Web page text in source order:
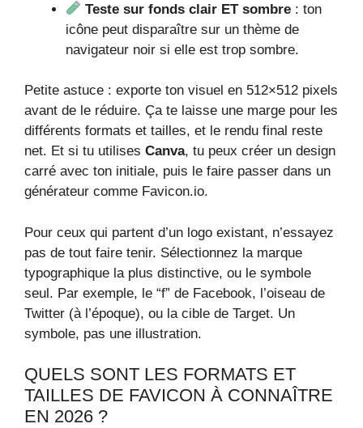
Teste sur fonds clair ET sombre : ton
icône peut disparaître sur un thème de
navigateur noir si elle est trop sombre.
Petite astuce : exporte ton visuel en 512×512 pixels
avant de le réduire. Ça te laisse une marge pour les
différents formats et tailles, et le rendu final reste
net. Et si tu utilises Canva, tu peux créer un design
carré avec ton initiale, puis le faire passer dans un
générateur comme Favicon.io.
Pour ceux qui partent d’un logo existant, n’essayez
pas de tout faire tenir. Sélectionnez la marque
typographique la plus distinctive, ou le symbole
seul. Par exemple, le “f” de Facebook, l’oiseau de
Twitter (à l’époque), ou la cible de Target. Un
symbole, pas une illustration.
QUELS SONT LES FORMATS ET
TAILLES DE FAVICON À CONNAÎTRE
EN 2026 ?